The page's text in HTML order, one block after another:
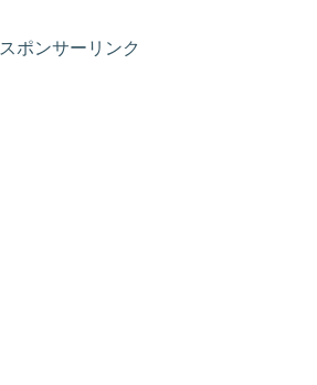
スポンサーリンク